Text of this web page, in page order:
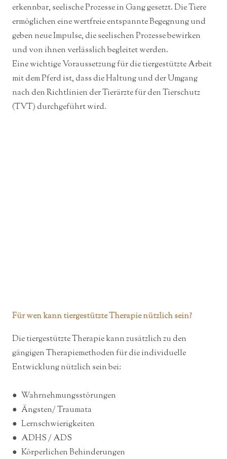
erkennbar, seelische Prozesse in Gang gesetzt. Die Tiere
ermöglichen eine wertfreie entspannte Begegnung und
geben neue Impulse, die seelischen Prozesse bewirken
und von ihnen verlässlich begleitet werden.
Eine wichtige Voraussetzung für die tiergestützte Arbeit
mit dem Pferd ist, dass die Haltung und der Umgang
nach den Richtlinien der Tierärzte für den Tierschutz
(TVT) durchgeführt wird.
Für wen kann tiergestützte Therapie nützlich sein?
Die tiergestützte Therapie kann zusätzlich zu den
gängigen Therapiemethoden für die individuelle
Entwicklung nützlich sein bei:
● Wahrnehmungsstörungen
● Ängsten/ Traumata
● Lernschwierigkeiten
● ADHS / ADS
● Körperlichen Behinderungen